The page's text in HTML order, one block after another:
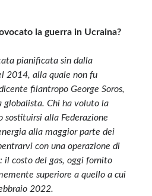
la guerra in Ucraina?
pianificata sin dalla
2014, alla quale non fu
filantropo George Soros,
globalista. Chi ha voluto la
sostituirsi alla Federazione
alla maggior parte dei
con una operazione di
il costo del gas, oggi fornito
superiore a quello a cui
2022.